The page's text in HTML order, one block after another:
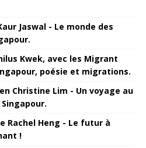
Jaswal - Le monde des
Kwek, avec les Migrant
poésie et migrations.
Christine Lim - Un voyage au
Rachel Heng - Le futur à
!